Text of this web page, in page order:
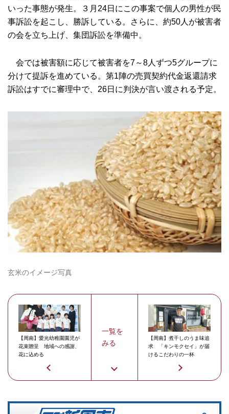
いった事態が発生。３月24日にこの事案で個人の男性が民
事訴訟を起こし、勝訴している。さらに、約50人が被害者
の会を立ち上げ、集団訴訟を準備中。
会では被害額に応じて被害者を7～8人ずつ5グループに
分けて提訴を進めている。第1陣の売買契約代金返還請求
訴訟はすでに審理中で、26日に判決が言い渡される予定。
玄米のイメージ写真
【周南】愛光幼稚園園児が
花束贈呈 地域への感謝、
花に込める
一覧を
みる
【周南】煮干しのうま味追
求 「キンモクセイ」が届
けるこだわりの一杯